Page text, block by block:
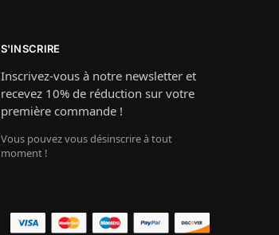
S'INSCRIRE
Inscrivez-vous à notre newsletter et
recevez 10% de réduction sur votre
première commande !
Vous pouvez vous désinscrire à tout
moment !